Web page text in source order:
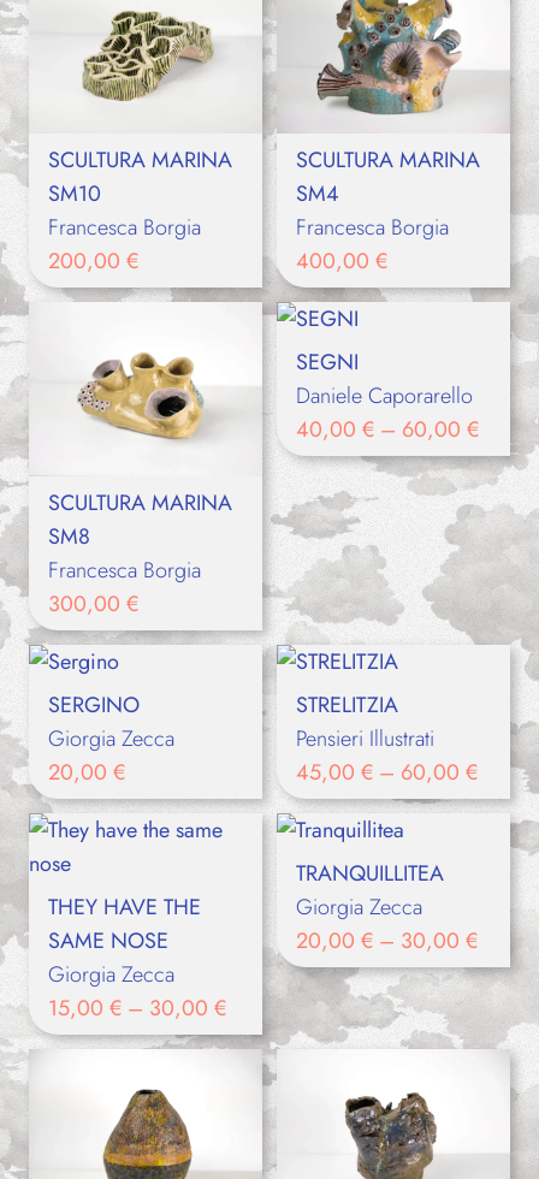
SCULTURA MARINA
SM10
Francesca Borgia
200,00 €
SCULTURA MARINA
SM4
Francesca Borgia
400,00 €
SCULTURA MARINA
SM8
Francesca Borgia
300,00 €
SEGNI
Daniele Caporarello
40,00 € – 60,00 €
SERGINO
Giorgia Zecca
20,00 €
STRELITZIA
Pensieri Illustrati
45,00 € – 60,00 €
THEY HAVE THE
SAME NOSE
Giorgia Zecca
15,00 € – 30,00 €
TRANQUILLITEA
Giorgia Zecca
20,00 € – 30,00 €